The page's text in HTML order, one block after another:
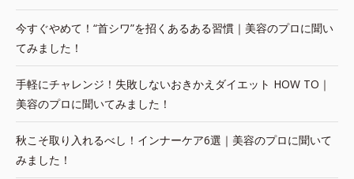
今すぐやめて！“首シワ”を招くあるある習慣｜美容のプロに聞い
てみました！
手軽にチャレンジ！失敗しないおきかえダイエット HOW TO｜
美容のプロに聞いてみました！
秋こそ取り入れるべし！インナーケア6選｜美容のプロに聞いて
みました！